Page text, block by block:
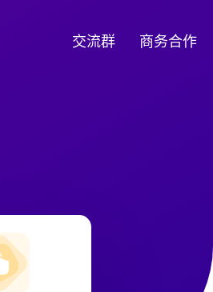
交流群 商务合作